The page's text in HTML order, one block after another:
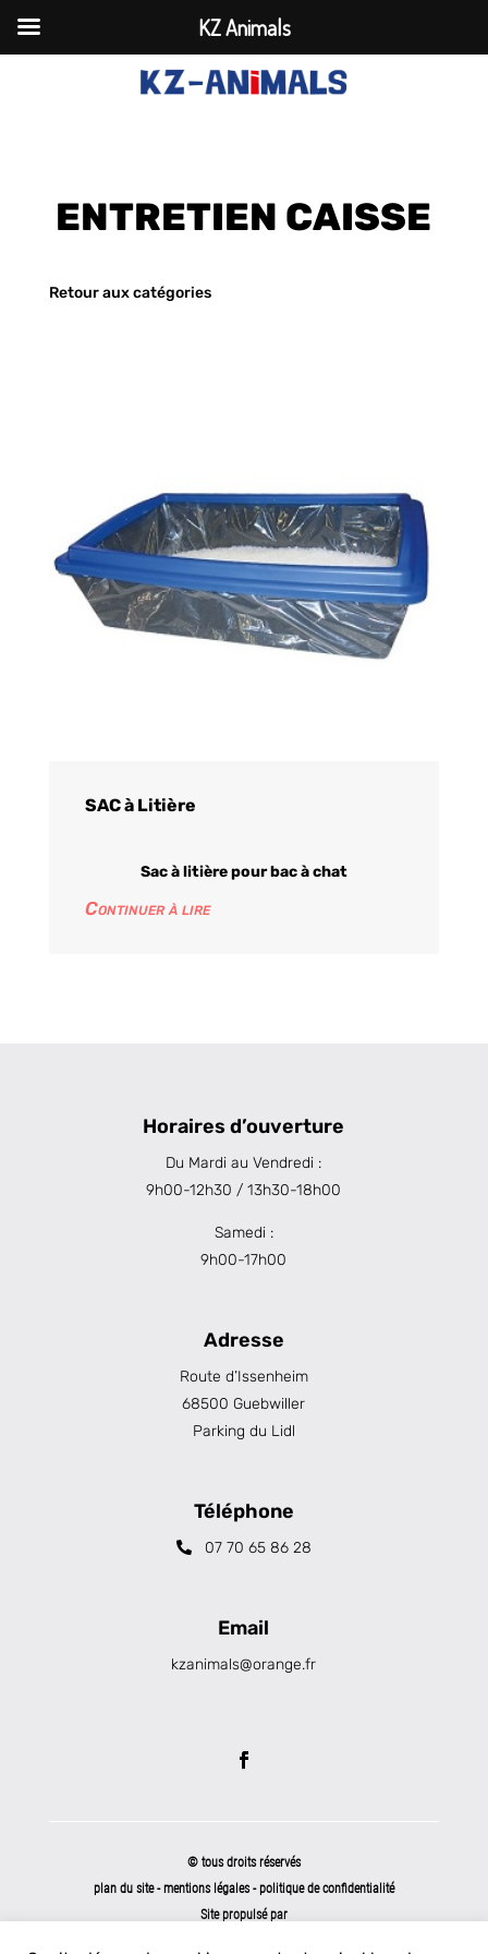
ENTRETIEN CAISSE
Retour aux catégories
SAC à Litière
Sac à litière pour bac à chat
Continuer à lire
Horaires d’ouverture
Du Mardi au Vendredi :
9h00-12h30 / 13h30-18h00
Samedi :
9h00-17h00
Adresse
Route d’Issenheim
68500 Guebwiller
Parking du Lidl
Téléphone
07 70 65 86 28
Email
kzanimals@orange.fr
© tous droits réservés
plan du site-mentions légales -politique de confidentialité
Site propulsé par
KZ Animals